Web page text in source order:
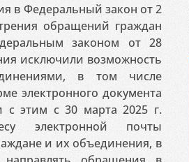
в Федеральный закон от 2
обращений граждан
законом от 28
исключили возможность
в том числе
электронного документа
с этим с 30 марта 2025 г.
электронной почты
и их объединения, в